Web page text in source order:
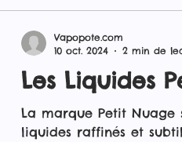
expérience de vape
Les Liquides
La marque Petit Nuage
liquides raffinés et
Vapopote.com
10 oct. 2024
2 min de